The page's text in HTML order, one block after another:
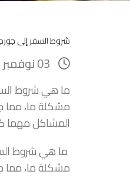
شروط السفر إلى
ما هي شروط
مشكلة ما، مما
المشاكل مهما
ما هي شروط
مشكلة ما، مما